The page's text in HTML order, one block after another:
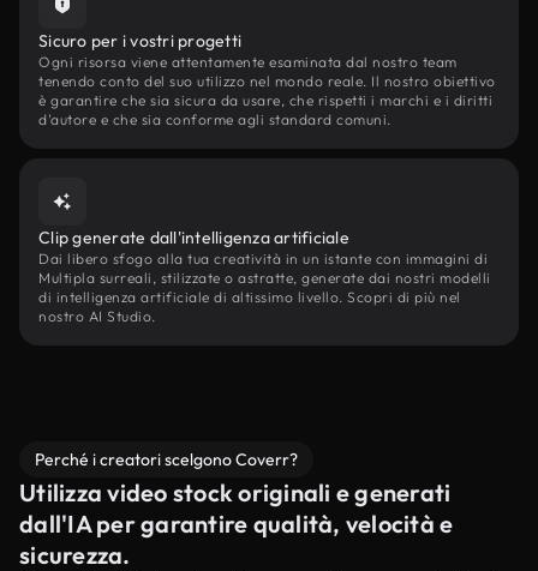
Sicuro per i vostri progetti
Ogni risorsa viene attentamente esaminata dal nostro team
tenendo conto del suo utilizzo nel mondo reale. Il nostro obiettivo
è garantire che sia sicura da usare, che rispetti i marchi e i diritti
d'autore e che sia conforme agli standard comuni.
Clip generate dall'intelligenza artificiale
Dai libero sfogo alla tua creatività in un istante con immagini di
Multipla surreali, stilizzate o astratte, generate dai nostri modelli
di intelligenza artificiale di altissimo livello. Scopri di più nel
nostro AI Studio.
Perché i creatori scelgono Coverr?
Utilizza video stock originali e generati
dall'IA per garantire qualità, velocità e
sicurezza.